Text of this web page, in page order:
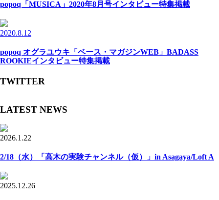
popoq「MUSICA」2020年8月号インタビュー特集掲載
2020.8.12
popoq オグラユウキ「ベース・マガジンWEB」BADASS
ROOKIEインタビュー特集掲載
TWITTER
LATEST NEWS
2026.1.22
2/18（水）「高木の実験チャンネル（仮）」in Asagaya/Loft A
2025.12.26